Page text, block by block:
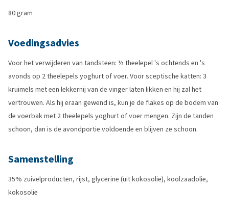
80 gram
Voedingsadvies
Voor het verwijderen van tandsteen: ½ theelepel 's ochtends en 's
avonds op 2 theelepels yoghurt of voer. Voor sceptische katten: 3
kruimels met een lekkernij van de vinger laten likken en hij zal het
vertrouwen. Als hij eraan gewend is, kun je de flakes op de bodem van
de voerbak met 2 theelepels yoghurt of voer mengen. Zijn de tanden
schoon, dan is de avondportie voldoende en blijven ze schoon.
Samenstelling
35% zuivelproducten, rijst, glycerine (uit kokosolie), koolzaadolie,
kokosolie